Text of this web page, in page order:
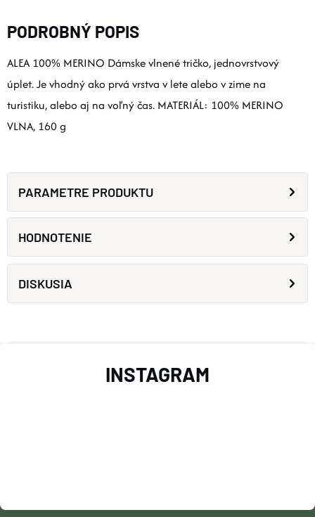
PODROBNÝ POPIS
ALEA 100% MERINO Dámske vlnené tričko, jednovrstvový
úplet. Je vhodný ako prvá vrstva v lete alebo v zime na
turistiku, alebo aj na voľný čas. MATERIÁL: 100% MERINO
VLNA, 160 g
PARAMETRE PRODUKTU
HODNOTENIE
DISKUSIA
T
INSTAGRAM